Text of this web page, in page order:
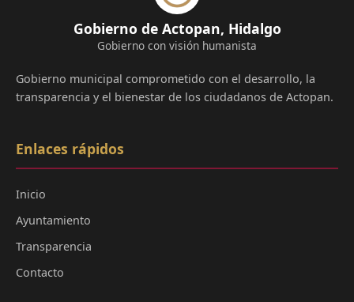
Gobierno de Actopan, Hidalgo
Gobierno con visión humanista
Gobierno municipal comprometido con el desarrollo, la
transparencia y el bienestar de los ciudadanos de Actopan.
Enlaces rápidos
Inicio
Ayuntamiento
Transparencia
Contacto